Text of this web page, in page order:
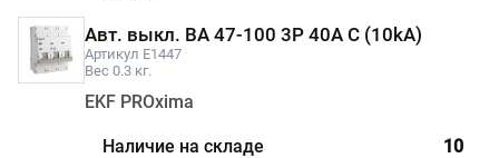
Авт. выкл. ВА 47-100 3P 40A C (10kA)
Артикул E1447
Вес 0.3 кг.
EKF PROxima
10